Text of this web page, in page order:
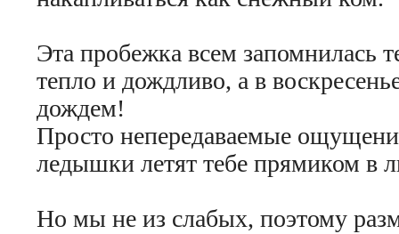
Эта пробежка всем запомнилась
тепло и дождливо, а в
дождем!
Просто непередаваемые
ледышки летят тебе прямиком в
Но мы не из слабых, поэтому